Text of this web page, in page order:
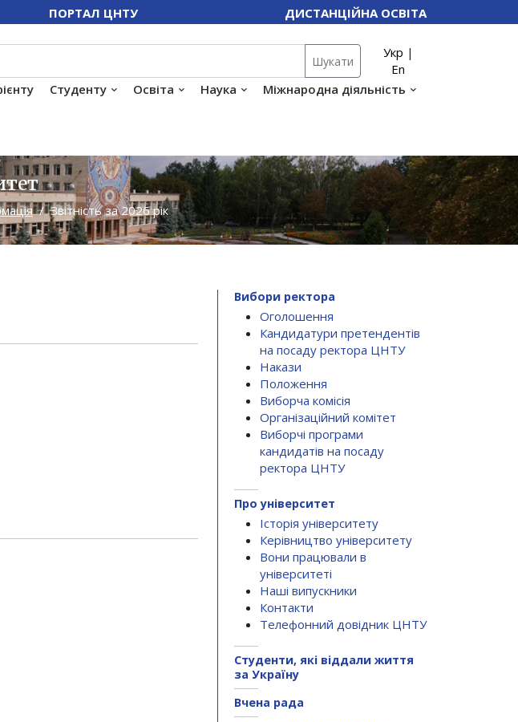
ПОРТАЛ ЦНТУ
ДИСТАНЦІЙНА ОСВІТА
Шукати
Укр |
En
Студенту Освіта Наука Міжнародна діяльність
Звітність за 2026 рік
Вибори ректора
Оголошення
Кандидатури претендентів
на посаду ректора ЦНТУ
Накази
Положення
Виборча комісія
Організаційний комітет
Виборчі програми
кандидатів на посаду
ректора ЦНТУ
Про університет
Історія університету
Керівництво університету
Вони працювали в
університеті
Наші випускники
Контакти
Телефонний довідник ЦНТУ
Студенти, які віддали життя
за Україну
Вчена рада